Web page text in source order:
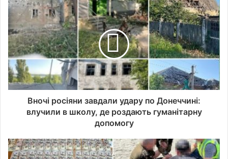
Вночі росіяни завдали удару по Донеччині:
влучили в школу, де роздають гуманітарну
допомогу